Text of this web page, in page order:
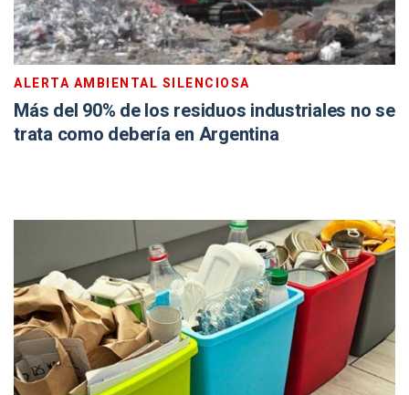
ALERTA AMBIENTAL SILENCIOSA
Más del 90% de los residuos industriales no se
trata como debería en Argentina